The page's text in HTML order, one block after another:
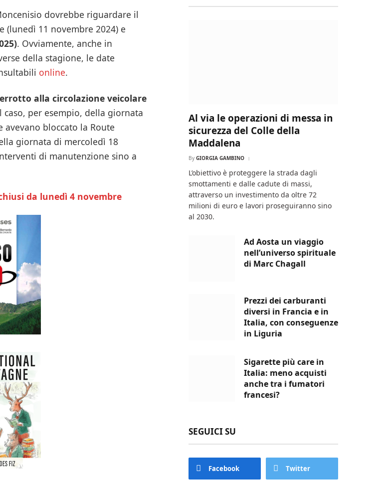
dovrebbe riguardare il
11 novembre 2024) e
. Ovviamente, anche in
della stagione, le date
online.
alla circolazione veicolare
caso, per esempio, della giornata
bloccato la Route
giornata di mercoledì 18
di manutenzione sino a
da lunedì 4 novembre
Al via le operazioni di messa in
sicurezza del Colle della
Maddalena
By GIORGIA GAMBINO
L’obiettivo è proteggere la strada dagli
smottamenti e dalle cadute di massi,
attraverso un investimento da oltre 72
milioni di euro e lavori proseguiranno sino
al 2030.
Ad Aosta un viaggio
nell’universo spirituale
di Marc Chagall
Prezzi dei carburanti
diversi in Francia e in
Italia, con conseguenze
in Liguria
Sigarette più care in
Italia: meno acquisti
anche tra i fumatori
francesi?
SEGUICI SU
Facebook Twitter